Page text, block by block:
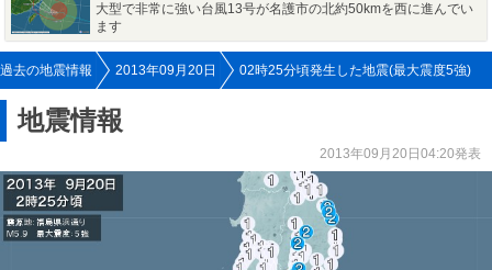
大型で非常に強い台風13号が名護市の北約50kmを西に進んでい
ます
過去の地震情報 2013年09月20日 02時25分頃発生した地震(最大震度5強)
地震情報
2013年09月20日04:20発表